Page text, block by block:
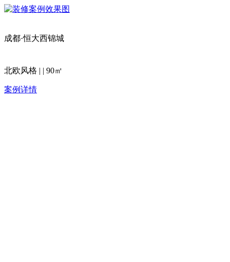
成都·恒大西锦城
北欧风格 | | 90㎡
案例详情